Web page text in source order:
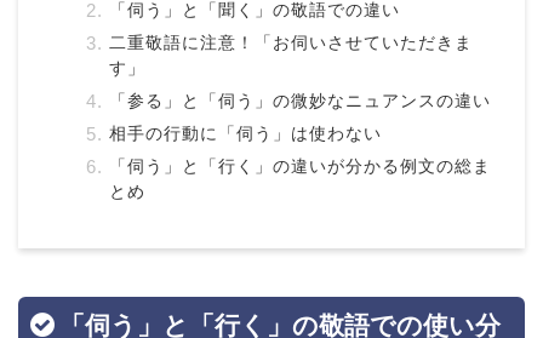
「伺う」と「聞く」の敬語での違い
二重敬語に注意！「お伺いさせていただきま
す」
「参る」と「伺う」の微妙なニュアンスの違い
相手の行動に「伺う」は使わない
「伺う」と「行く」の違いが分かる例文の総ま
とめ
「伺う」と「行く」の敬語での使い分